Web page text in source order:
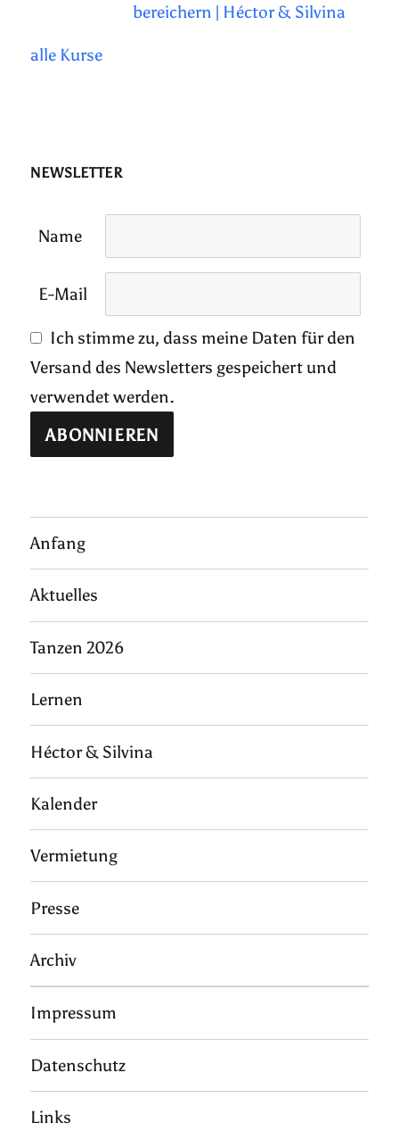
bereichern | Héctor & Silvina
alle Kurse
NEWSLETTER
Name
E-Mail
Ich stimme zu, dass meine Daten für den
Versand des Newsletters gespeichert und
verwendet werden.
Anfang
Aktuelles
Tanzen 2026
Lernen
Héctor & Silvina
Kalender
Vermietung
Presse
Archiv
Impressum
Datenschutz
Links